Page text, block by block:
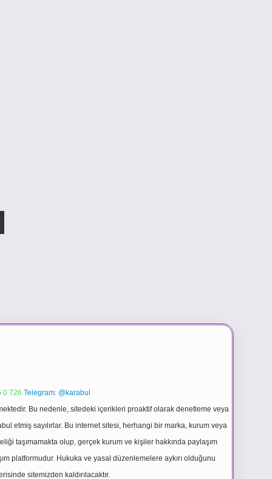
0 726 Telegram: @karabul
Bu nedenle, sitedeki içerikleri proaktif olarak denetleme veya
etmiş sayılırlar. Bu internet sitesi, herhangi bir marka, kurum veya
taşımamakta olup, gerçek kurum ve kişiler hakkında paylaşım
platformudur. Hukuka ve yasal düzenlemelere aykırı olduğunu
sitemizden kaldırılacaktır.